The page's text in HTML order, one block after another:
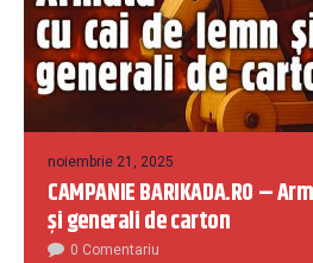
noiembrie 21, 2025
CAMPANIE BARIKADA.RO –
și generali de carton
0 Comentariu